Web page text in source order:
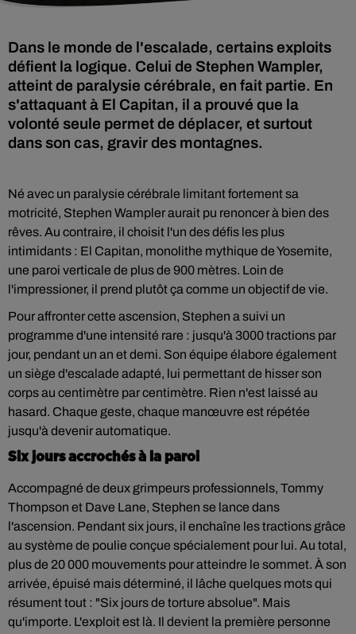
Dans le monde de l'escalade, certains exploits
défient la logique. Celui de Stephen Wampler,
atteint de paralysie cérébrale, en fait partie. En
s'attaquant à El Capitan, il a prouvé que la
volonté seule permet de déplacer, et surtout
dans son cas, gravir des montagnes.
Né avec un paralysie cérébrale limitant fortement sa
motricité, Stephen Wampler aurait pu renoncer à bien des
rêves. Au contraire, il choisit l'un des défis les plus
intimidants : El Capitan, monolithe mythique de Yosemite,
une paroi verticale de plus de 900 mètres. Loin de
l'impressioner, il prend plutôt ça comme un objectif de vie.
Pour affronter cette ascension, Stephen a suivi un
programme d'une intensité rare : jusqu'à 3000 tractions par
jour, pendant un an et demi. Son équipe élabore également
un siège d'escalade adapté, lui permettant de hisser son
corps au centimètre par centimètre. Rien n'est laissé au
hasard. Chaque geste, chaque manœuvre est répétée
jusqu'à devenir automatique.
Six jours accrochés à la paroi
Accompagné de deux grimpeurs professionnels, Tommy
Thompson et Dave Lane, Stephen se lance dans
l'ascension. Pendant six jours, il enchaîne les tractions grâce
au système de poulie conçue spécialement pour lui. Au total,
plus de 20 000 mouvements pour atteindre le sommet. À son
arrivée, épuisé mais déterminé, il lâche quelques mots qui
résument tout : "Six jours de torture absolue". Mais
qu'importe. L'exploit est là. Il devient la première personne